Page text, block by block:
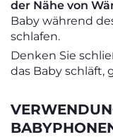
der Nähe von
Baby während
schlafen.
Denken Sie
das Baby schläft,